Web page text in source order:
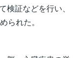
検証などを行い、
られた。